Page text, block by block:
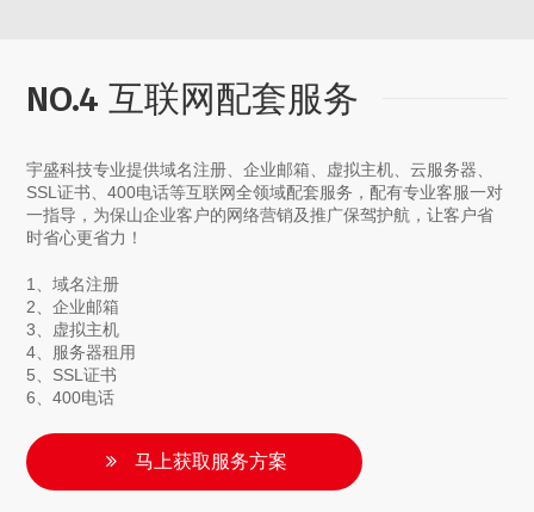
NO.4 互联网配套服务
宇盛科技专业提供域名注册、企业邮箱、虚拟主机、云服务器、
SSL证书、400电话等互联网全领域配套服务，配有专业客服一对
一指导，为保山企业客户的网络营销及推广保驾护航，让客户省
时省心更省力！
1、域名注册
2、企业邮箱
3、虚拟主机
4、服务器租用
5、SSL证书
6、400电话
马上获取服务方案